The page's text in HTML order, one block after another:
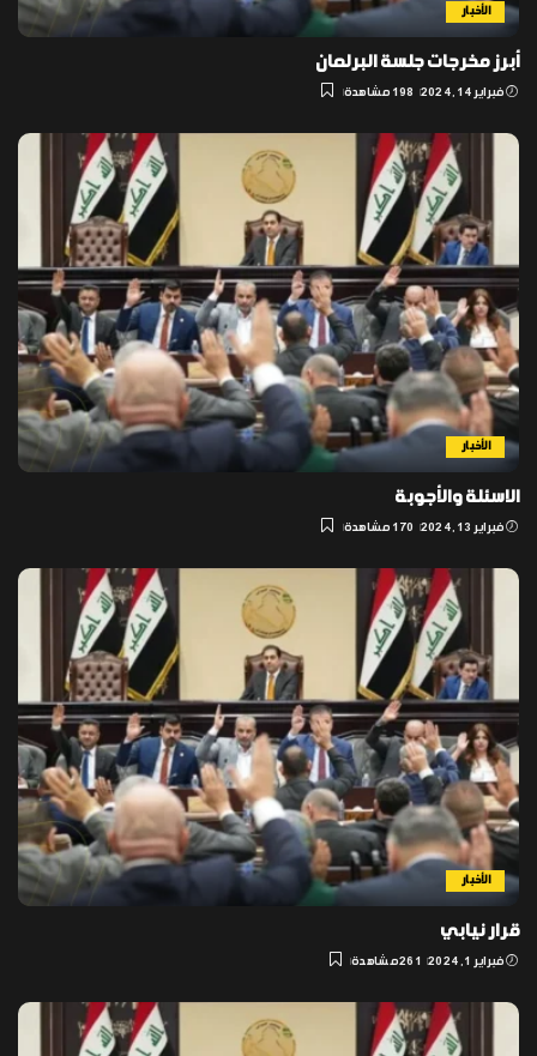
الأخبار
أبرز مخرجات جلسة البرلمان
فبراير 14, 2024 198 مشاهدة
الأخبار
الاسئلة والأجوبة
فبراير 13, 2024 170 مشاهدة
الأخبار
قرار نيابي
فبراير 1, 2024 261 مشاهدة